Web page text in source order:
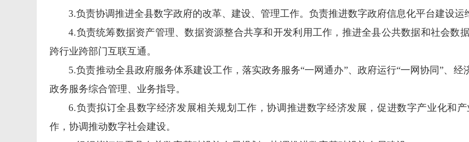
3.负责协调推进全县数字政府的改革、建设、管理工作。负责推进数字政府信息化平台建设运
4.负责统筹数据资产管理、数据资源整合共享和开发利用工作，推进全县公共数据和社会数
跨行业跨部门互联互通。
5.负责推动全县政府服务体系建设工作，落实政务服务“一网通办”、政府运行“一网协同”、
政务服务综合管理、业务指导。
6.负责拟订全县数字经济发展相关规划工作，协调推进数字经济发展，促进数字产业化和
作，协调推动数字社会建设。